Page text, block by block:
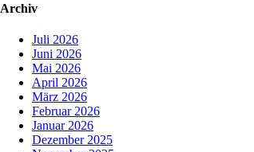
Archiv
Juli 2026
Juni 2026
Mai 2026
April 2026
März 2026
Februar 2026
Januar 2026
Dezember 2025